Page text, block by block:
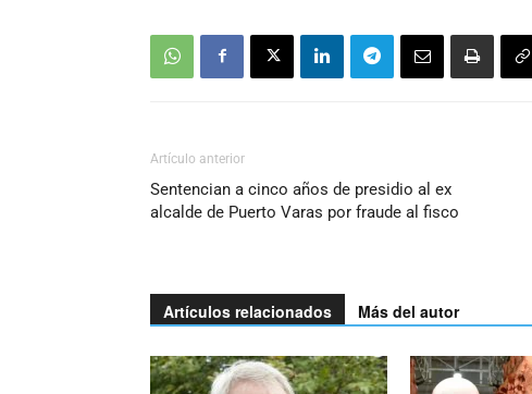
Artículo anterior
Sentencian a cinco años de presidio al ex
alcalde de Puerto Varas por fraude al fisco
Artículos relacionados Más del autor